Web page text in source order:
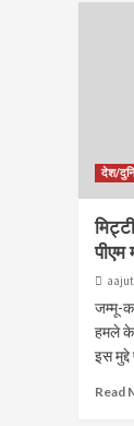
देश/
पीएम
जम्मू-
हमले के
इस
Read